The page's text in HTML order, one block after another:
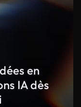
en
IA dès